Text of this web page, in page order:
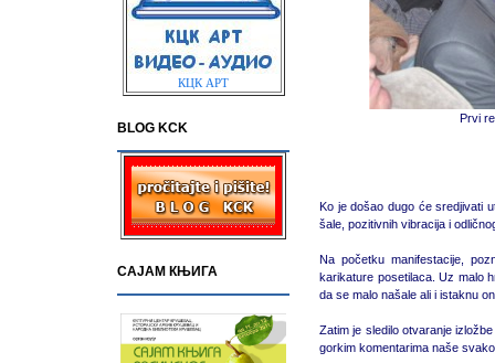
КЦК АРТ
BLOG KCK
САЈАМ КЊИГА
Prvi
Ko je došao dugo će sredjivati
šale, pozitivnih vibracija i
Na početku manifestacije,
karikature posetilaca. Uz malo
da se malo našale ali i istaknu
Zatim je sledilo otvaranje
gorkim komentarima naše